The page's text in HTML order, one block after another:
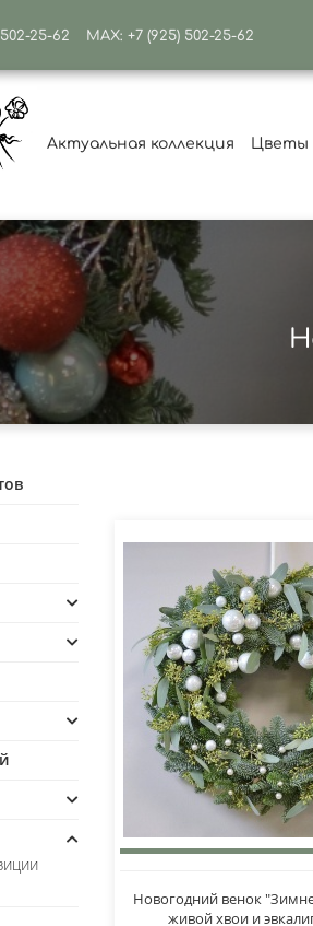
25-62 MAX: +7 (925) 502-25-62
Актуальная коллекция Цветы
Новогодний венок
живой хвои и